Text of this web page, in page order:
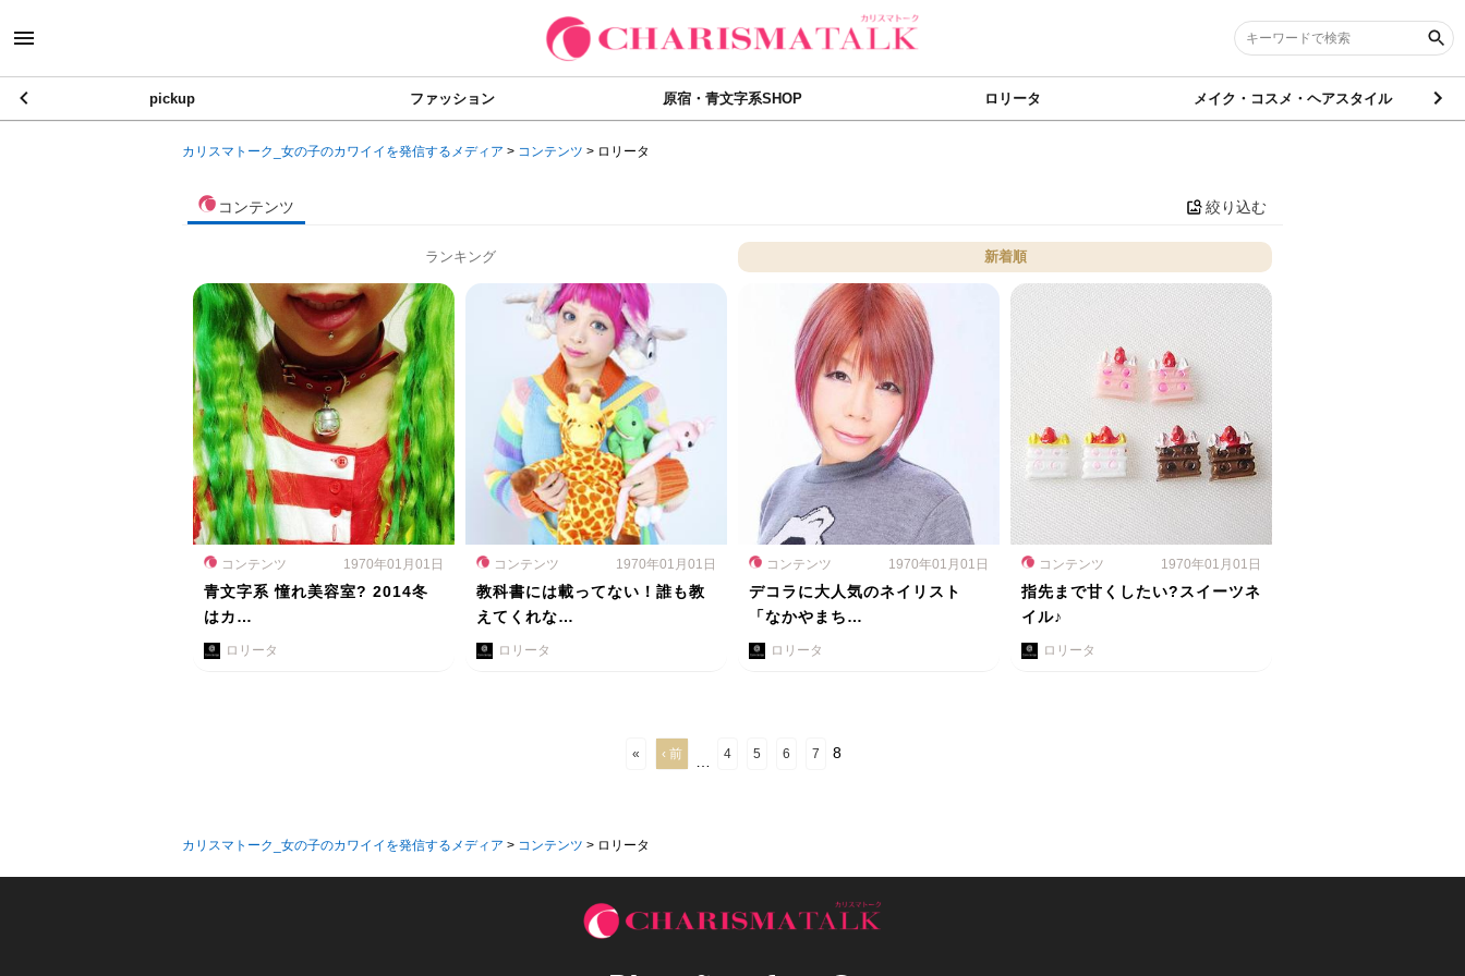
pickup ファッション 原宿・青文字系SHOP ロリータ メイク・コスメ・ヘアスタイル
カリスマトーク_女の子のカワイイを発信するメディア > コンテンツ > ロリータ
コンテンツ 絞り込む
ランキング 新着順
コンテンツ 1970年01月01日
青文字系 憧れ美容室? 2014冬
はカ…
ロリータ
コンテンツ 1970年01月01日
教科書には載ってない！誰も教
えてくれな…
ロリータ
コンテンツ 1970年01月01日
デコラに大人気のネイリスト
「なかやまち…
ロリータ
コンテンツ 1970年01月01日
指先まで甘くしたい?スイーツネ
イル♪
ロリータ
« ‹ 前 4 5 6 7 8
カリスマトーク_女の子のカワイイを発信するメディア > コンテンツ > ロリータ